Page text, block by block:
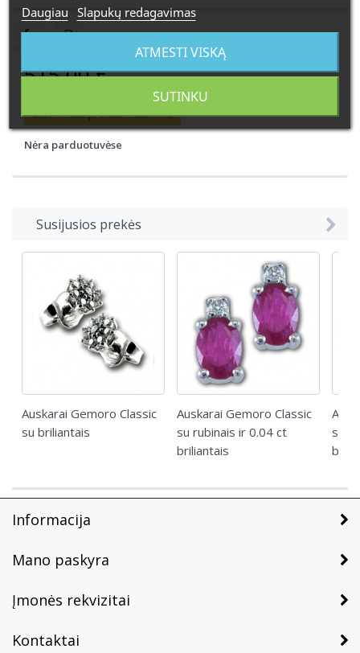
515,00 €
Šiuo metu prekės neturime
Nėra parduotuvėse
Susijusios prekės
Auskarai Gemoro Classic
su briliantais
Auskarai Gemoro Classic
su rubinais ir 0.04 ct
briliantais
su
Informacija
Mano paskyra
Įmonės rekvizitai
Kontaktai
Daugiau Slapukų redagavimas
ATMESTI VISKĄ
SUTINKU